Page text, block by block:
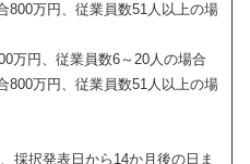
800万円、従業員数51人以上の場
万円、従業員数6～20人の場合
800万円、従業員数51人以上の場
採択発表日から14か月後の日ま